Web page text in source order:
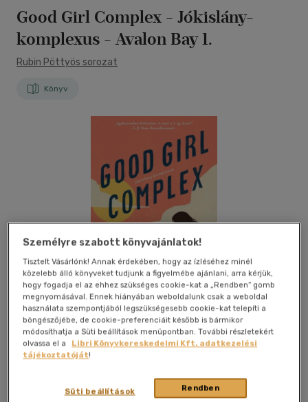
Good Girl Complex - Jókislány-
komplexus - Avalon Bay 1.
Rubin Pöttyös sorozat
Könyv
Kívánságlistához adom
(2 vélemény)
Személyre szabott könyvajánlatok!
Tisztelt Vásárlónk! Annak érdekében, hogy az ízléséhez minél
közelebb álló könyveket tudjunk a figyelmébe ajánlani, arra kérjük,
hogy fogadja el az ehhez szükséges cookie-kat a „Rendben” gomb
megnyomásával. Ennek hiányában weboldalunk csak a weboldal
használata szempontjából legszükségesebb cookie-kat telepíti a
böngészőjébe, de cookie-preferenciáit később is bármikor
módosíthatja a Süti beállítások menüpontban. További részletekért
olvassa el a
Libri Könyvkereskedelmi Kft. adatkezelési
tájékoztatóját!
Rendben
Süti beállítások